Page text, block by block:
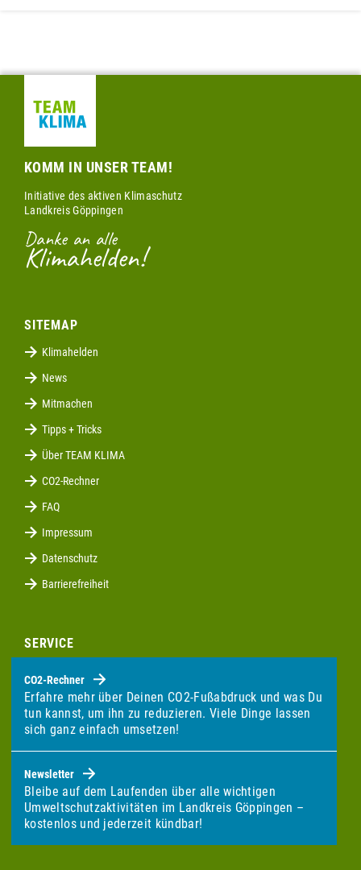
KOMM IN UNSER TEAM!
Initiative des aktiven Klimaschutz
Landkreis Göppingen
Danke an alle
Klimahelden!
SITEMAP
Klimahelden
News
Mitmachen
Tipps + Tricks
Über TEAM KLIMA
CO2-Rechner
FAQ
Impressum
Datenschutz
Barrierefreiheit
SERVICE
CO2-Rechner
Erfahre mehr über Deinen CO2-Fußabdruck und was Du
tun kannst, um ihn zu reduzieren. Viele Dinge lassen
sich ganz einfach umsetzen!
Newsletter
Bleibe auf dem Laufenden über alle wichtigen
Umweltschutzaktivitäten im Landkreis Göppingen –
kostenlos und jederzeit kündbar!